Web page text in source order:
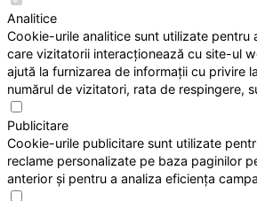
Analitice
Cookie-urile analitice sunt utilizate pentru
care vizitatorii interacționează cu site-ul
ajută la furnizarea de informații cu privire
numărul de vizitatori, rata de respingere,
Publicitare
Cookie-urile publicitare sunt utilizate
reclame personalizate pe baza paginilor
anterior și pentru a analiza eficiența